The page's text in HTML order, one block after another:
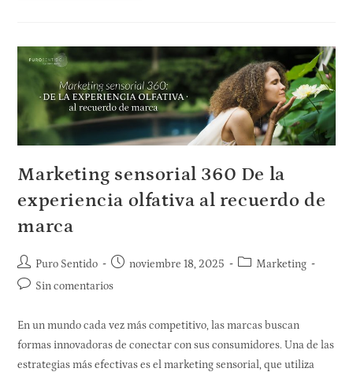
Marketing sensorial 360 De la
experiencia olfativa al recuerdo de
marca
Puro Sentido noviembre 18, 2025
Marketing
Sin comentarios
En un mundo cada vez más competitivo, las marcas buscan
formas innovadoras de conectar con sus consumidores. Una de las
estrategias más efectivas es el marketing sensorial, que utiliza